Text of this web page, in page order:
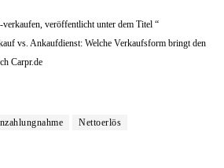
veröffentlicht unter dem Titel “
vs. Ankaufdienst: Welche Verkaufsform bringt den
Carpr.de
Nettoerlös